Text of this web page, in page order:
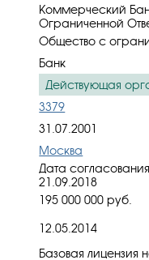
Коммерческий
Ограниченной
Общество с
Банк
Действующая
3379
31.07.2001
Москва
Дата
21.09.2018
195 000 000 руб.
12.05.2014
Базовая лицензия